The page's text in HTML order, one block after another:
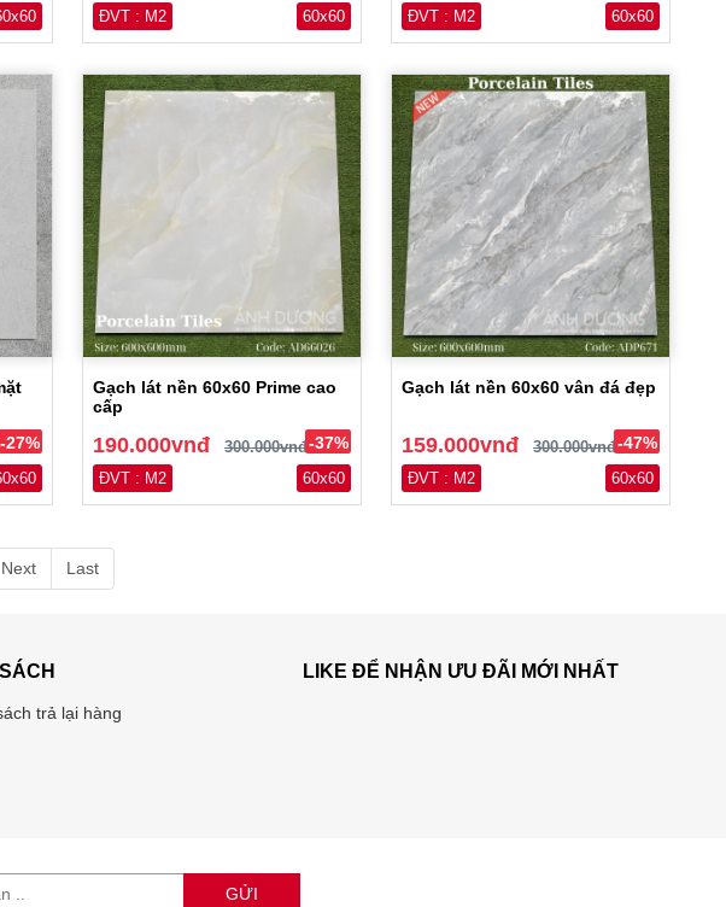
ĐVT : M2 60x60 ĐVT : M2 60x60
-27%
Gạch lát nền 60x60 Prime cao
cấp
190.000vnđ 300.000vnđ -37%
ĐVT : M2 60x60
Gạch lát nền 60x60 vân đá đẹp
159.000vnđ 300.000vnđ -47%
ĐVT : M2 60x60
Next Last
trả lại hàng
LIKE ĐỂ NHẬN ƯU ĐÃI MỚI NHẤT
GỬI